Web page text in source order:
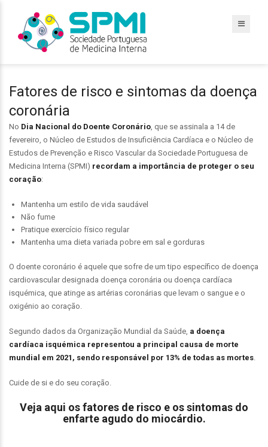
Fatores de risco e sintomas da doença
coronária
No Dia Nacional do Doente Coronário, que se assinala a 14 de
fevereiro, o Núcleo de Estudos de Insuficiência Cardíaca e o Núcleo de
Estudos de Prevenção e Risco Vascular da Sociedade Portuguesa de
Medicina Interna (SPMI) recordam a importância de proteger o seu
coração:
Mantenha um estilo de vida saudável
Não fume
Pratique exercício físico regular
Mantenha uma dieta variada pobre em sal e gorduras
O doente coronário é aquele que sofre de um tipo específico de doença
cardiovascular designada doença coronária ou doença cardíaca
isquémica, que atinge as artérias coronárias que levam o sangue e o
oxigénio ao coração.
Segundo dados da Organização Mundial da Saúde, a doença
cardíaca isquémica representou a principal causa de morte
mundial em 2021, sendo responsável por 13% de todas as mortes.
Cuide de si e do seu coração.
Veja aqui os fatores de risco e os sintomas do
enfarte agudo do miocárdio.